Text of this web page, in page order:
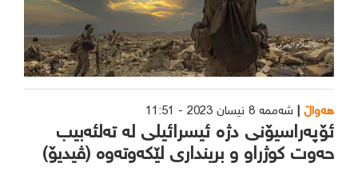
هەواڵ شەممە 8 نیسان 2023 - 11:51
ئۆپەراسیۆنی دژە ئیسرائیلی لە تەلئەبیب
حەوت کوژراو و برینداری لێکەوتەوە (ڤیدیۆ)